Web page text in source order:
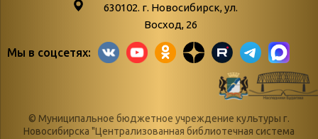
Библионочь – как ярмарка точь-в-
Конференции, семинары,
живые»
«Мне всё
снятся
военной поры
630102. г. Новосибирск, ул.
Восход, 26
Мы в соцсетях:
© Муниципальное бюджетное учреждение культуры г.
Новосибирска "Централизованная библиотечная система